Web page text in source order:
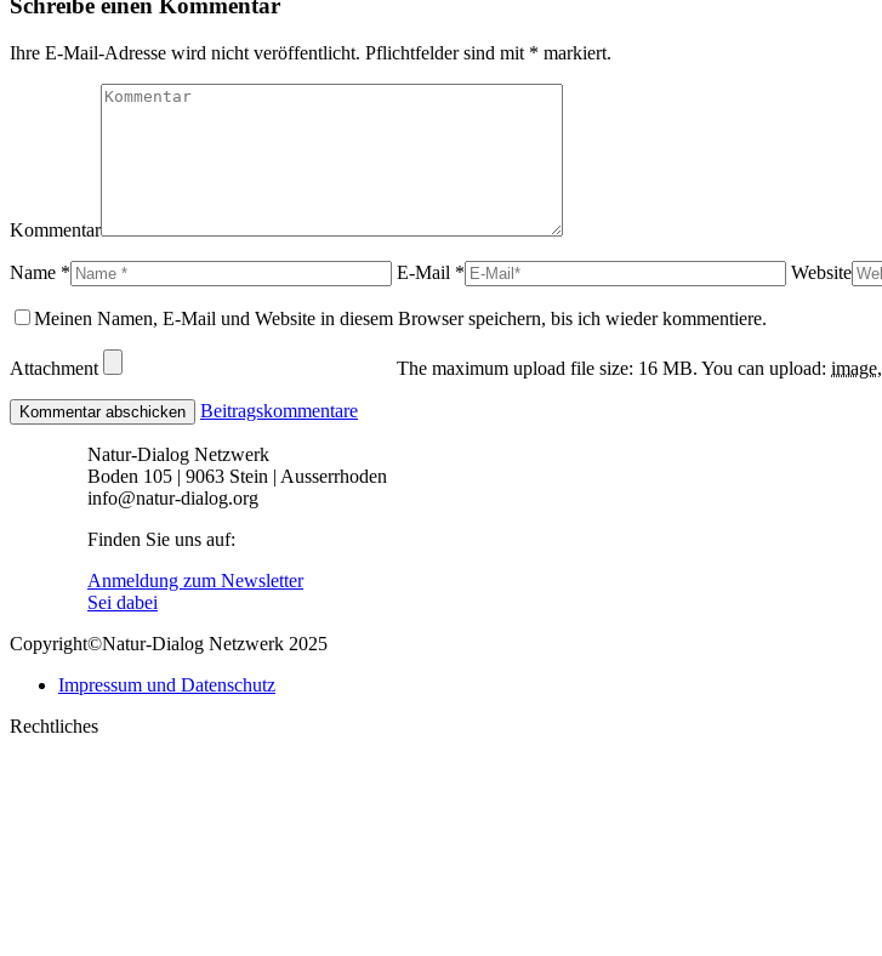
page
opens
in
Mail
page
opens
Schreibe einen Kommentar
Ihre E-Mail-Adresse wird nicht veröffentlicht. Pflichtfelder sind mit * markiert.
Kommentar
Name * E-Mail * Website
Meinen Namen, E-Mail und Website in diesem Browser speichern, bis ich wieder kommentiere.
Attachment The maximum upload file size: 16 MB. You can upload: image,
Beitragskommentare
Natur-Dialog Netzwerk
Boden 105 | 9063 Stein | Ausserrhoden
info@natur-dialog.org
Finden Sie uns auf:
Linkedin
page
in
window
E-
Mail
opens
new
Anmeldung zum Newsletter
Sei dabei
Copyright©Natur-Dialog Netzwerk 2025
Impressum und Datenschutz
Rechtliches